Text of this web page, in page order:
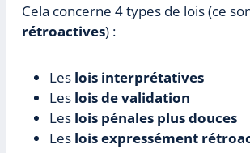
Cela concerne 4 types de lois (ce
rétroactives) :
Les lois interprétatives
Les lois de validation
Les lois pénales plus douces
Les lois expressément